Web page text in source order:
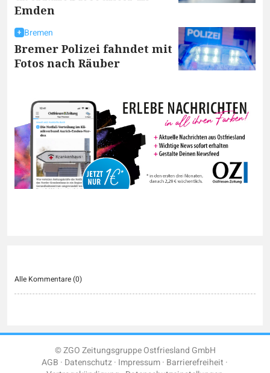
Emden
Bremen
Bremer Polizei fahndet mit
Fotos nach Räuber
Alle Kommentare (0)
© ZGO Zeitungsgruppe Ostfriesland GmbH
AGB Datenschutz Impressum Barrierefreiheit